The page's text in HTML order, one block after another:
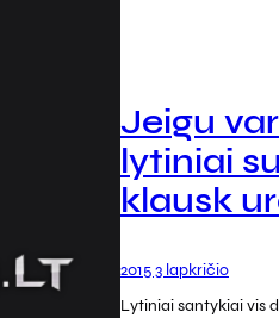
Jeigu
lytiniai
klausk
2015 3 lapkričio
Lytiniai santykiai vis